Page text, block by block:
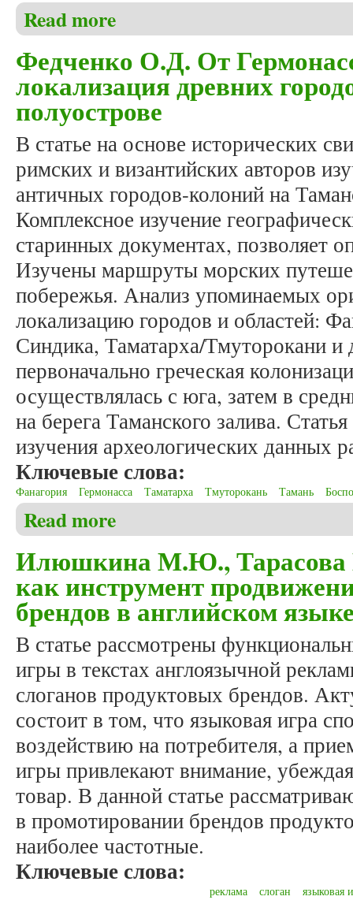
Read more
Федченко О.Д. От
локализация древних
полуострове
В статье на основе исторических
римских и византийских авторов
античных городов-колоний на
Комплексное изучение
старинных документах, позволяет
Изучены маршруты морских
побережья. Анализ упоминаемых
локализацию городов и областей:
Синдика, Таматарха/Тмуторокани
первоначально греческая
осуществлялась с юга, затем в
на берега Таманского залива.
изучения археологических данных
Ключевые слова:
Фанагория Гермонасса Таматарха Тмуторокань Тамань
Read more
Илюшкина М.Ю., Тарасова
как инструмент
брендов в английском
В статье рассмотрены
игры в текстах англоязычной
слоганов продуктовых брендов.
состоит в том, что языковая игра
воздействию на потребителя, а
игры привлекают внимание,
товар. В данной статье
в промотировании брендов
наиболее частотные.
Ключевые слова:
реклама слоган языковая